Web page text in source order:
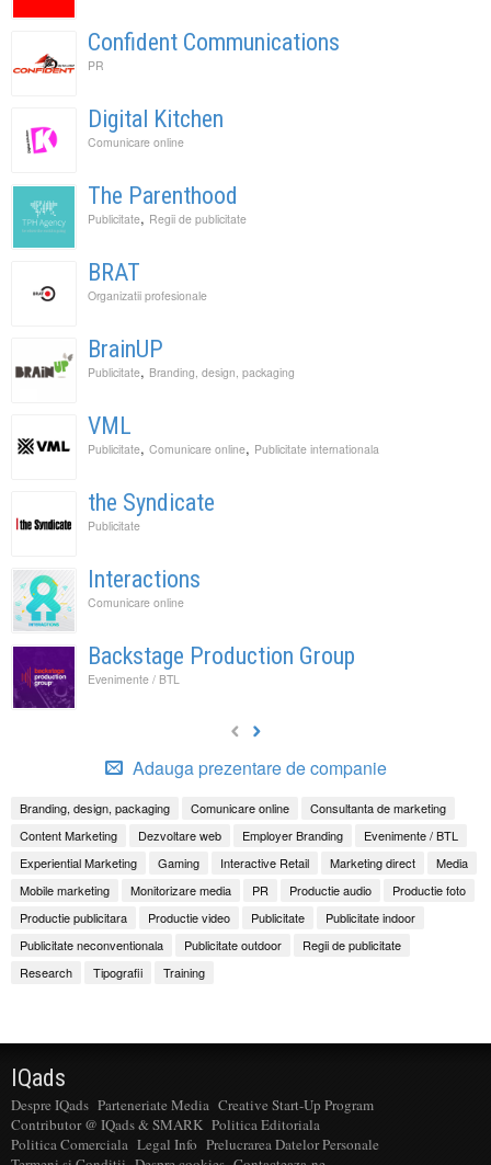
Confident Communications
PR
Digital Kitchen
Comunicare online
The Parenthood
Publicitate, Regii de publicitate
BRAT
Organizatii profesionale
BrainUP
Publicitate, Branding, design, packaging
VML
Publicitate, Comunicare online, Publicitate internationala
the Syndicate
Publicitate
Interactions
Comunicare online
Backstage Production Group
Evenimente / BTL
Adauga prezentare de companie
Branding, design, packaging Comunicare online
Consultanta de marketing
Content Marketing
Dezvoltare web Employer Branding
Evenimente / BTL
Experiential Marketing
Gaming Interactive Retail Marketing direct
Media
Mobile marketing
Monitorizare media PR Productie audio
Productie foto
Productie publicitara
Productie video Publicitate
Publicitate indoor
Publicitate neconventionala
Publicitate outdoor
Regii de publicitate
Research
Tipografii Training
IQads
Despre IQads Parteneriate Media Creative Start-Up Program
Contributor @ IQads & SMARK Politica Editoriala
Politica Comerciala Legal Info Prelucrarea Datelor Personale